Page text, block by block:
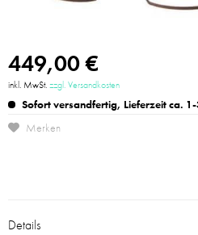
449,00 €
inkl. MwSt.zzgl. Versandkosten
Sofort versandfertig, Lieferzeit ca.
Merken
Details